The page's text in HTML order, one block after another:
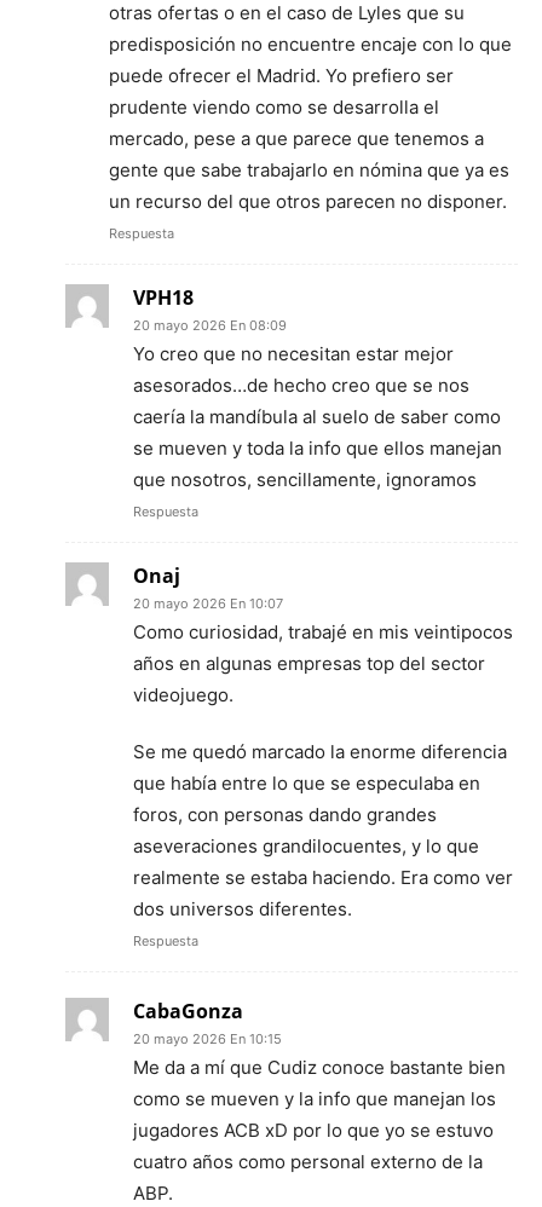
otras ofertas o en el caso de Lyles que su
predisposición no encuentre encaje con lo que
puede ofrecer el Madrid. Yo prefiero ser
prudente viendo como se desarrolla el
mercado, pese a que parece que tenemos a
gente que sabe trabajarlo en nómina que ya es
un recurso del que otros parecen no disponer.
Respuesta
VPH18
20 mayo 2026 En 08:09
Yo creo que no necesitan estar mejor
asesorados…de hecho creo que se nos
caería la mandíbula al suelo de saber como
se mueven y toda la info que ellos manejan
que nosotros, sencillamente, ignoramos
Respuesta
Onaj
20 mayo 2026 En 10:07
Como curiosidad, trabajé en mis veintipocos
años en algunas empresas top del sector
videojuego.
Se me quedó marcado la enorme diferencia
que había entre lo que se especulaba en
foros, con personas dando grandes
aseveraciones grandilocuentes, y lo que
realmente se estaba haciendo. Era como ver
dos universos diferentes.
Respuesta
CabaGonza
20 mayo 2026 En 10:15
Me da a mí que Cudiz conoce bastante bien
como se mueven y la info que manejan los
jugadores ACB xD por lo que yo se estuvo
cuatro años como personal externo de la
ABP.